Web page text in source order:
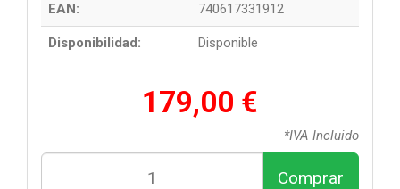
EAN: 740617331912
Disponibilidad: Disponible
179,00 €
*IVA Incluido
Comprar